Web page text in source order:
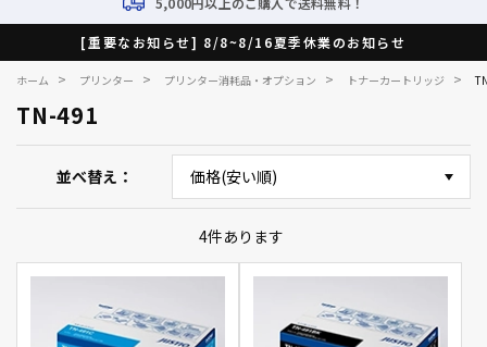
[重要なお知らせ] 8/8~8/16夏季休業のお知らせ
ホーム > プリンター > プリンター消耗品・オプション > トナーカートリッジ >
TN-491
並べ替え
4件あります